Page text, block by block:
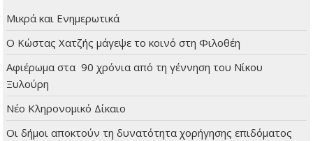
Μικρά και Ενημερωτικά
Ο Κώστας Χατζής μάγεψε το κοινό στη Φιλοθέη
Αφιέρωμα στα 90 χρόνια από τη γέννηση του Νίκου
Ξυλούρη
Νέο Κληρονομικό Δίκαιο
Οι δήμοι αποκτούν τη δυνατότητα χορήγησης επιδόματος